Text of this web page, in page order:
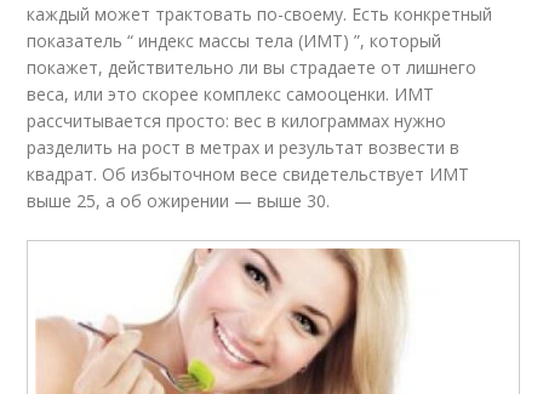
каждый может трактовать по-своему. Есть конкретный
показатель “ индекс массы тела (ИМТ) ”, который
покажет, действительно ли вы страдаете от лишнего
веса, или это скорее комплекс самооценки. ИМТ
рассчитывается просто: вес в килограммах нужно
разделить на рост в метрах и результат возвести в
квадрат. Об избыточном весе свидетельствует ИМТ
выше 25, а об ожирении — выше 30.